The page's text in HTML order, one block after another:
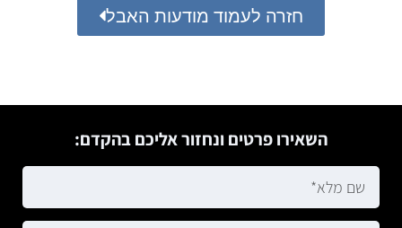
חזרה לעמוד מודעות האבל
השאירו פרטים ונחזור אליכם בהקדם: